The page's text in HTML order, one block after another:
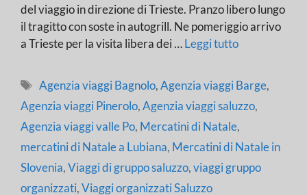
del viaggio in direzione di Trieste. Pranzo libero lungo
il tragitto con soste in autogrill. Ne pomeriggio arrivo
a Trieste per la visita libera dei …Leggi tutto
Tag
Agenzia viaggi Bagnolo,Agenzia viaggi Barge,
Agenzia viaggi Pinerolo,Agenzia viaggi saluzzo,
Agenzia viaggi valle Po, Mercatini di Natale,
mercatini di Natale a Lubiana, Mercatini di Natale in
Slovenia,Viaggi di gruppo saluzzo,viaggi gruppo
organizzati,Viaggi organizzati Saluzzo